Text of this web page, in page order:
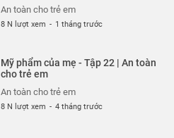
26 N lượt xem
toàn cho trẻ em
An toàn cho trẻ em
26 N lượt xem
An toàn cho trẻ em
8 N lượt xem - 1 tháng trước
Mỹ phẩm của mẹ - Tập 22 | An toàn
cho trẻ em
An toàn cho trẻ em
8 N lượt xem - 4 tháng trước